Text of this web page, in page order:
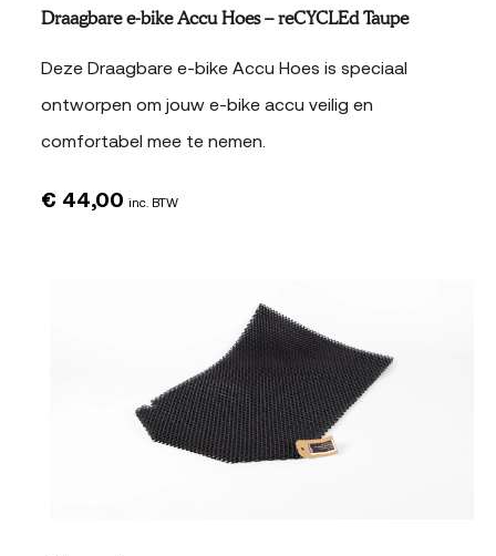
Draagbare e-bike Accu Hoes – reCYCLEd Taupe
Deze Draagbare e-bike Accu Hoes is speciaal
ontworpen om jouw e-bike accu veilig en
comfortabel mee te nemen.
€ 44,00 inc. BTW